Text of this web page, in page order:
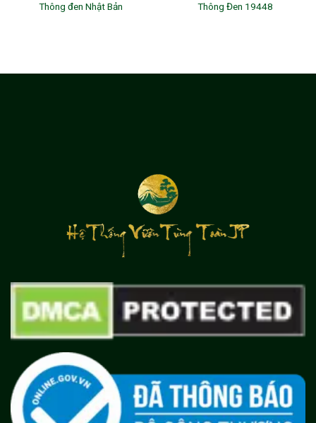
Thông đen Nhật Bản Thông Đen 19448